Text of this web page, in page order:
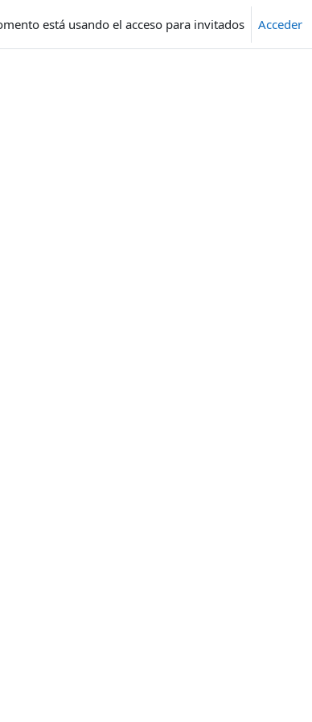
está usando el acceso para invitados Acceder